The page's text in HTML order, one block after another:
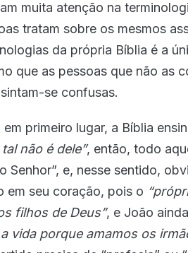
muita atenção na
tratam sobre os mesmos
da própria Bíblia é a
que as pessoas que não as
se confusas.
em primeiro lugar, a Bíblia
não é dele”, então, todo
Senhor”, e, nesse sentido,
em seu coração, pois o
filhos de Deus”, e João
vida porque amamos os